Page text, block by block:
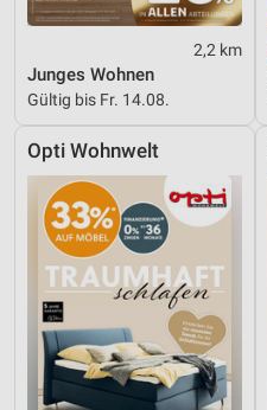
2,2 km
Junges Wohnen
Gültig bis Fr. 14.08.
Opti Wohnwelt